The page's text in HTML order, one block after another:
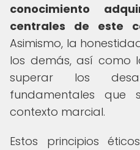
conocimiento
centrales de este
Asimismo, la
los demás, así como
superar los
fundamentales que
contexto marcial.
Estos principios